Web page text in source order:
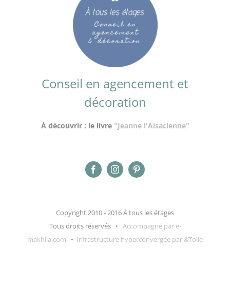
Conseil en agencement et
décoration
À découvrir : le livre "Jeanne l'Alsacienne"
Copyright 2010 - 2016 À tous les étages
Tous droits réservés • Accompagné par e-
makhila.com • Infrastructure hyperconvergée par &Toile